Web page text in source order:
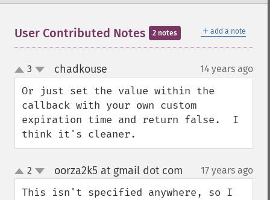
＋ add a note
User Contributed Notes 2 notes
up
down
3 chadkouse 14 years ago
Or just set the value within the
callback with your own custom
expiration time and return false.  I
think it's cleaner.
up
down
2 oorza2k5 at gmail dot com 17 years ago
This isn't specified anywhere, so I